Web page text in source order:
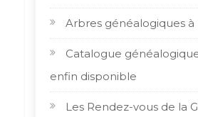
Arbres généalogiques
Catalogue
enfin disponible
Les Rendez-vous de la